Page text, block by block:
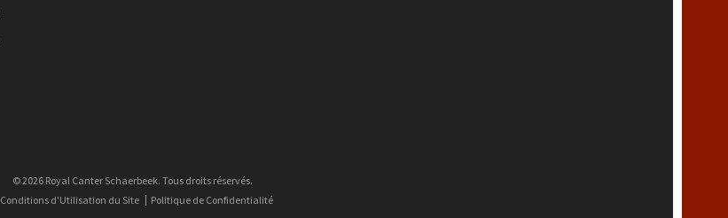
© 2026 Royal Canter Schaerbeek. Tous droits réservés.
Conditions d'Utilisation du Site
Politique de Confidentialité